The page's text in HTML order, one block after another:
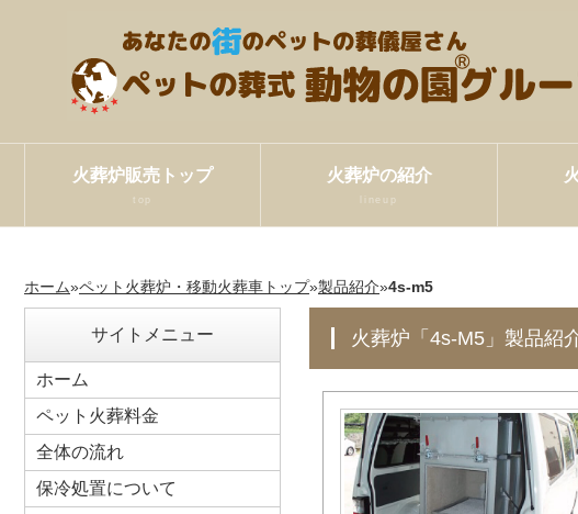
火葬炉販売トップ
top
火葬炉の紹介
lineup
ホーム»ペット火葬炉・移動火葬車トップ»製品紹介»4s-m5
火葬炉「4s-M5」製品紹
サイトメニュー
ホーム
ペット火葬料金
全体の流れ
保冷処置について